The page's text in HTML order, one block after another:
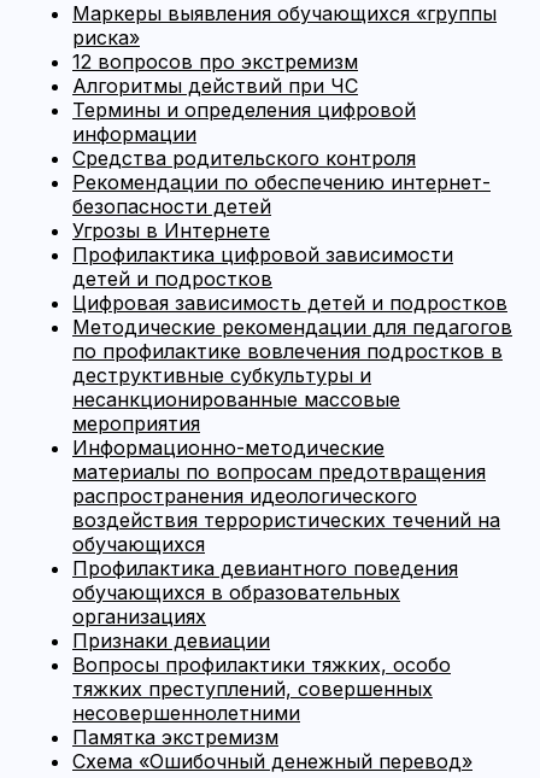
Маркеры выявления обучающихся «группы
риска»
12 вопросов про экстремизм
Алгоритмы действий при ЧС
Термины и определения цифровой
информации
Средства родительского контроля
Рекомендации по обеспечению интернет-
безопасности детей
Угрозы в Интернете
Профилактика цифровой зависимости
детей и подростков
Цифровая зависимость детей и подростков
Методические рекомендации для педагогов
по профилактике вовлечения подростков в
деструктивные субкультуры и
несанкционированные массовые
мероприятия
Информационно-методические
материалы по вопросам предотвращения
распространения идеологического
воздействия террористических течений на
обучающихся
Профилактика девиантного поведения
обучающихся в образовательных
организациях
Признаки девиации
Вопросы профилактики тяжких, особо
тяжких преступлений, совершенных
несовершеннолетними
Памятка экстремизм
Схема «Ошибочный денежный перевод»